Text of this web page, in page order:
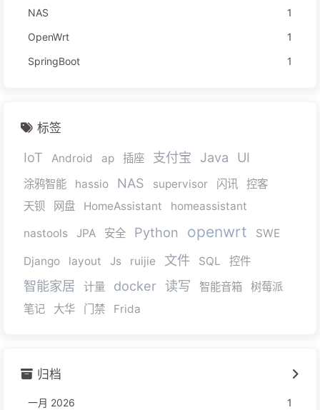
NAS
1
OpenWrt
1
SpringBoot
1
标签
IoT Android ap 插座 支付宝 Java UI
涂鸦智能 hassio NAS supervisor 闪讯
控客
天钡
网盘 HomeAssistant
homeassistant
nastools
JPA 安全 Python openwrt SWE
Django layout Js ruijie 文件 SQL 控件
智能家居 计量 docker 读写 智能音箱
树莓派
笔记
大华 门禁 Frida
归档
一月 2026
1